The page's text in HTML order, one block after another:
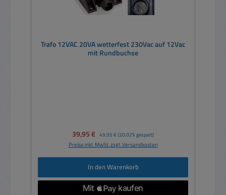
Trafo 12VAC 20VA wetterfest 230Vac auf 12Vac
mit Rundbuchse
Verkaufspreis:
39,95 € Regulärer Preis:
49,95 € (20.02% gespart)
Preise inkl. MwSt. zzgl. Versandkosten
In den Warenkorb